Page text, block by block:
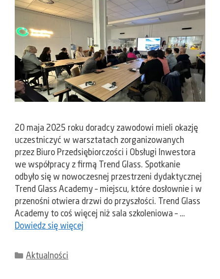
20 maja 2025 roku doradcy zawodowi mieli okazję
uczestniczyć w warsztatach zorganizowanych
przez Biuro Przedsiębiorczości i Obsługi Inwestora
we współpracy z firmą Trend Glass. Spotkanie
odbyło się w nowoczesnej przestrzeni dydaktycznej
Trend Glass Academy – miejscu, które dosłownie i w
przenośni otwiera drzwi do przyszłości. Trend Glass
Academy to coś więcej niż sala szkoleniowa – …
Dowiedz się więcej
Kategorie
Aktualności